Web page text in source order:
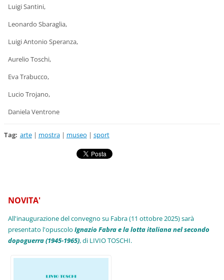
Luigi Santini,
Leonardo Sbaraglia,
Luigi Antonio Speranza,
Aurelio Toschi,
Eva Trabucco,
Lucio Trojano,
Daniela Ventrone
Tag: arte | mostra | museo | sport
NOVITA'
All'inaugurazione del convegno su Fabra (11 ottobre 2025) sarà
presentato l'opuscoloIgnazio Fabra e la lotta italiana nel secondo
dopoguerra (1945-1965), di LIVIO TOSCHI.